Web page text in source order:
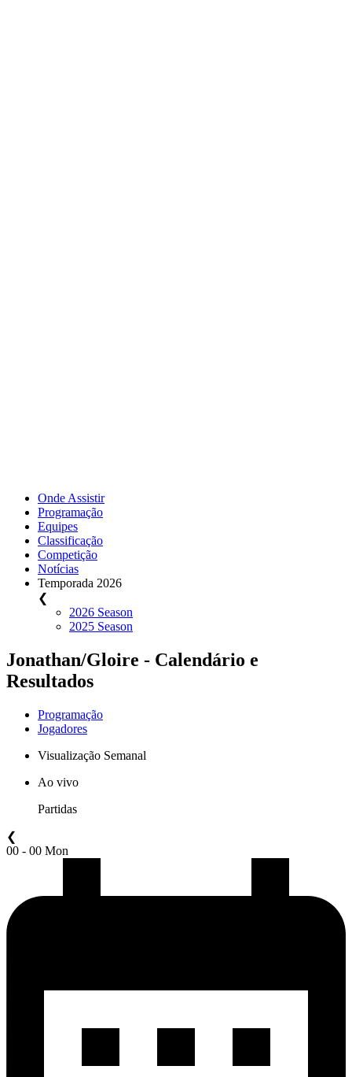
Onde Assistir
Programação
Equipes
Classificação
Competição
Notícias
Temporada 2026
❮
2026 Season
2025 Season
Jonathan/Gloire - Calendário e
Resultados
Programação
Jogadores
Visualização Semanal
Ao vivo
Partidas
❮
00 - 00 Mon